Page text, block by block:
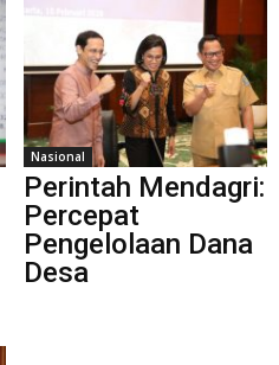
Nasional
Perintah Mendagri:
Percepat
Pengelolaan Dana
Desa